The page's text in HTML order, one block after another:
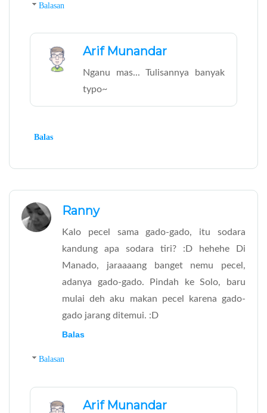
Balasan
Arif Munandar
Nganu mas... Tulisannya banyak
typo~
Balas
Ranny
Kalo pecel sama gado-gado, itu sodara
kandung apa sodara tiri? :D hehehe Di
Manado, jaraaaang banget nemu pecel,
adanya gado-gado. Pindah ke Solo, baru
mulai deh aku makan pecel karena gado-
gado jarang ditemui. :D
Balas
Balasan
Arif Munandar